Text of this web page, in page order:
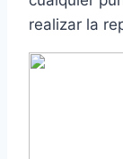
realizar la